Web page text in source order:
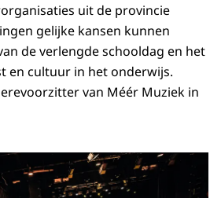
uit de provincie
gelijke kansen kunnen
de verlengde schooldag en het
en cultuur in het onderwijs.
van Méér Muziek in
Máxima bij inspiratiesessie Méér Kunst en